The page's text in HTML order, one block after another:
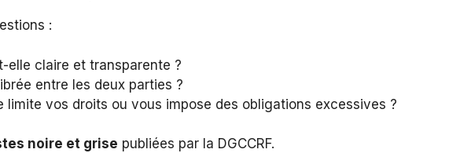
:
elle claire et transparente ?
entre les deux parties ?
limite vos droits ou vous impose des obligations excessives ?
noire et grise publiées par la DGCCRF.